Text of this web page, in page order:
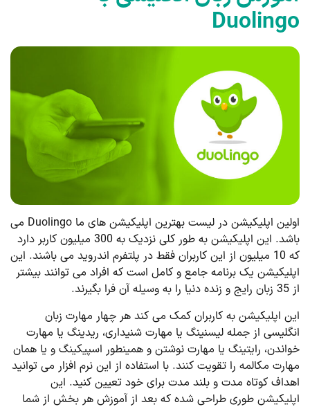
Duolingo
اولین اپلیکیشن در لیست بهترین اپلیکیشن های ما Duolingo می
باشد. این اپلیکیشن به طور کلی نزدیک به 300 میلیون کاربر دارد
که 10 میلیون از این کاربران فقط در پلتفرم اندروید می باشند. این
اپلیکیشن یک برنامه جامع و کامل است که افراد می توانند بیشتر
از 35 زبان رایج و زنده دنیا را به وسیله آن فرا بگیرند.
این اپلیکیشن به کاربران کمک می کند هر چهار مهارت زبان
انگلیسی از جمله لیسنینگ یا مهارت شنیداری، ریدینگ یا مهارت
خواندن، رایتینگ یا مهارت نوشتن و همینطور اسپیکینگ و یا همان
مهارت مکالمه را تقویت کنند. با استفاده از این نرم افزار می توانید
اهداف کوتاه مدت و بلند مدت برای خود تعیین کنید. این
اپلیکیشن طوری طراحی شده که بعد از آموزش هر بخش از شما